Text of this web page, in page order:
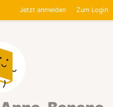
Jetzt anmelden Zum Login